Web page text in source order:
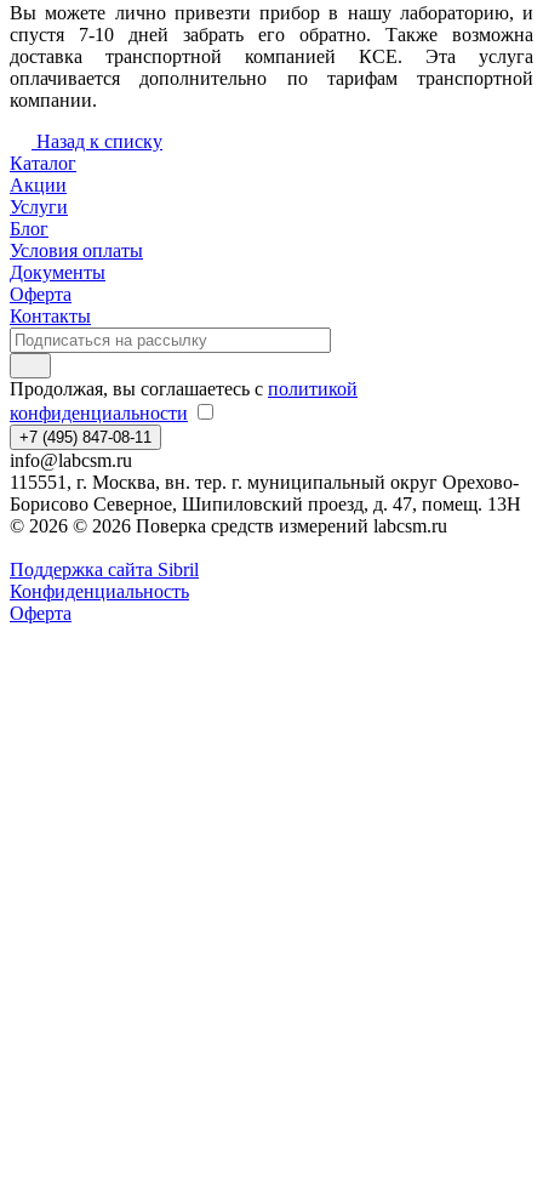
Вы можете лично привезти прибор в нашу лабораторию, и
спустя 7-10 дней забрать его обратно. Также возможна
доставка транспортной компанией КСЕ. Эта услуга
оплачивается дополнительно по тарифам транспортной
компании.
Назад к списку
Каталог
Акции
Услуги
Блог
Условия оплаты
Документы
Оферта
Контакты
Продолжая, вы соглашаетесь с политикой
конфиденциальности
+7 (495) 847-08-11
info@labcsm.ru
115551, г. Москва, вн. тер. г. муниципальный округ Орехово-
Борисово Северное, Шипиловский проезд, д. 47, помещ. 13Н
© 2026 © 2026 Поверка средств измерений labcsm.ru
Поддержка сайта Sibril
Конфиденциальность
Оферта